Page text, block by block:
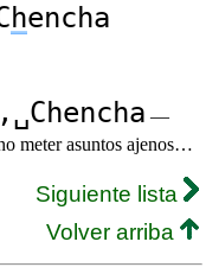
hencha
—
meter asuntos ajenos…
Siguiente lista
Volver arriba